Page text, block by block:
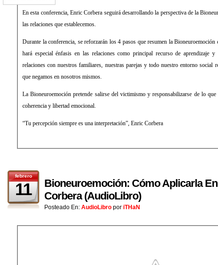
En esta conferencia, Enric Corbera seguirá desarrollando la perspectiva de la
las relaciones que establecemos.
Durante la conferencia, se reforzarán los 4 pasos que resumen la Bioneuroemoción
hará especial énfasis en las relaciones como principal recurso de aprendizaje y
relaciones con nuestros familiares, nuestras parejas y todo nuestro entorno social
que negamos en nosotros mismos.
La Bioneuroemoción pretende salirse del victimismo y responsabilizarse de lo
coherencia y libertad emocional.
“Tu percepción siempre es una interpretación”, Enric Corbera
febrero
11
Bioneuroemoción: Cómo Aplicarla
Corbera (AudioLibro)
Posteado En: AudioLibro por iTHaN